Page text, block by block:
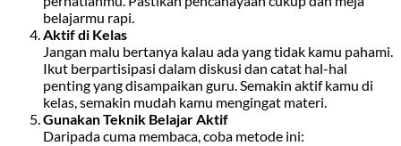
belajarmu rapi.
Aktif di Kelas
Jangan malu bertanya kalau ada yang tidak kamu pahami.
Ikut berpartisipasi dalam diskusi dan catat hal-hal
penting yang disampaikan guru. Semakin aktif kamu di
kelas, semakin mudah kamu mengingat materi.
Gunakan Teknik Belajar Aktif
Daripada cuma membaca, coba metode ini: